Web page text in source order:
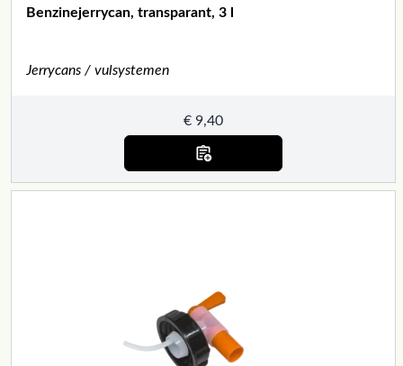
Benzinejerrycan, transparant, 3 l
Jerrycans / vulsystemen
€ 9,40